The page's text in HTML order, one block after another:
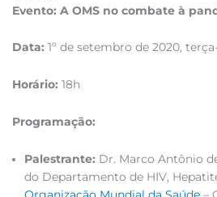
Evento: A OMS no combate à
Data: 1º de setembro de 2020,
Horário: 18h
Programação:
Palestrante: Dr. Marco Antônio
do Departamento de HIV,